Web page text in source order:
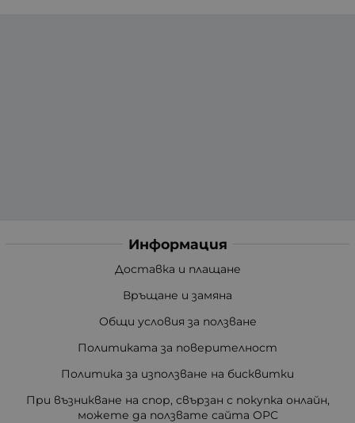
Информация
Доставка и плащане
Връщане и замяна
Общи условия за ползване
Политиката за поверителност
Политика за използване на бисквитки
При възникване на спор, свързан с покупка онлайн,
можете да ползвате сайта ОРС